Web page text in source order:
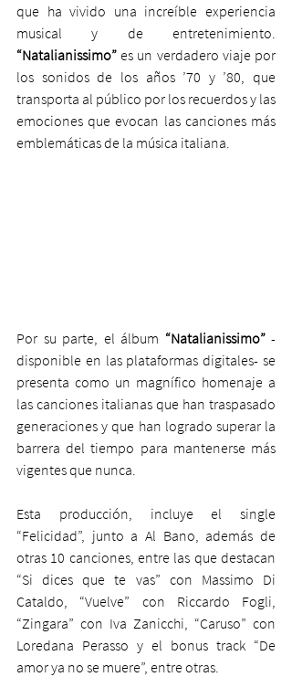
que ha vivido una increíble experiencia
“Natalianissimo” es un verdadero viaje por
los sonidos de los años ’70 y ’80, que
transporta al público por los recuerdos y las
emociones que evocan las canciones más
emblemáticas de la música italiana.
Por su parte, el álbum “Natalianissimo” -
disponible en las plataformas digitales- se
presenta como un magnífico homenaje a
las canciones italianas que han traspasado
generaciones y que han logrado superar la
barrera del tiempo para mantenerse más
vigentes que nunca.
Esta producción, incluye el single
“Felicidad”, junto a Al Bano, además de
otras 10 canciones, entre las que destacan
“Si dices que te vas” con Massimo Di
Cataldo, “Vuelve” con Riccardo Fogli,
“Zingara” con Iva Zanicchi, “Caruso” con
Loredana Perasso y el bonus track “De
amor ya no se muere”, entre otras.